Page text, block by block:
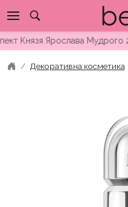
to
contentЯрослава Мудрого 25,
Декоративна косметика